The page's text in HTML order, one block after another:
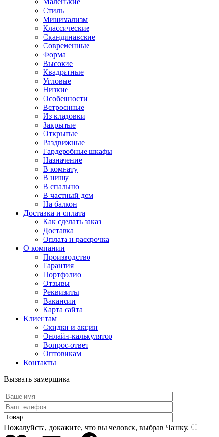
Маленькие
Стиль
Минимализм
Классические
Скандинавские
Современные
Форма
Высокие
Квадратные
Угловые
Низкие
Особенности
Встроенные
Из кладовки
Закрытые
Открытые
Раздвижные
Гардеробные шкафы
Назначение
В комнату
В нишу
В спальню
В частный дом
На балкон
Доставка и оплата
Как сделать заказ
Доставка
Оплата и рассрочка
О компании
Производство
Гарантия
Портфолио
Отзывы
Реквизиты
Вакансии
Карта сайта
Клиентам
Скидки и акции
Онлайн-калькулятор
Вопрос-ответ
Оптовикам
Контакты
Вызвать замерщика
Пожалуйста, докажите, что вы человек, выбрав Чашку.